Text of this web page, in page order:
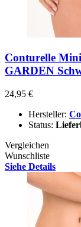
Conturelle
GARDEN
24,95 €
Hersteller:
Status:
Vergleichen
Wunschliste
Siehe Details